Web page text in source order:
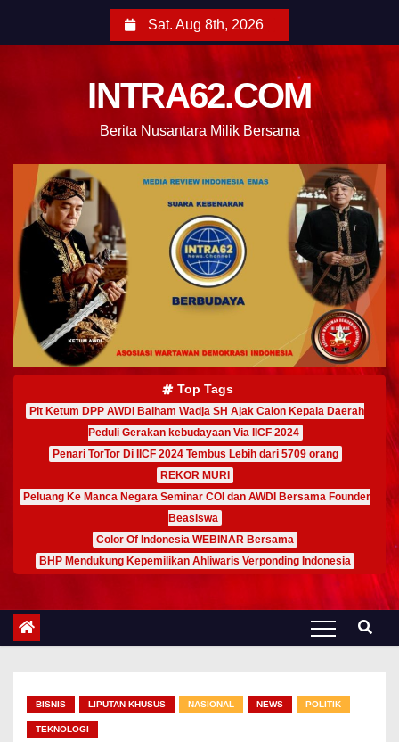
Sat. Aug 8th, 2026
INTRA62.COM
Berita Nusantara Milik Bersama
Top Tags
Plt Ketum DPP AWDI Balham Wadja SH Ajak Calon Kepala Daerah
Peduli Gerakan kebudayaan Via IICF 2024
Penari TorTor Di IICF 2024 Tembus Lebih dari 5709 orang
REKOR MURI
Peluang Ke Manca Negara Seminar COI dan AWDI Bersama Founder
Beasiswa
Color Of Indonesia WEBINAR Bersama
BHP Mendukung Kepemilikan Ahliwaris Verponding Indonesia
BISNIS LIPUTAN KHUSUS NASIONAL NEWS POLITIK
TEKNOLOGI